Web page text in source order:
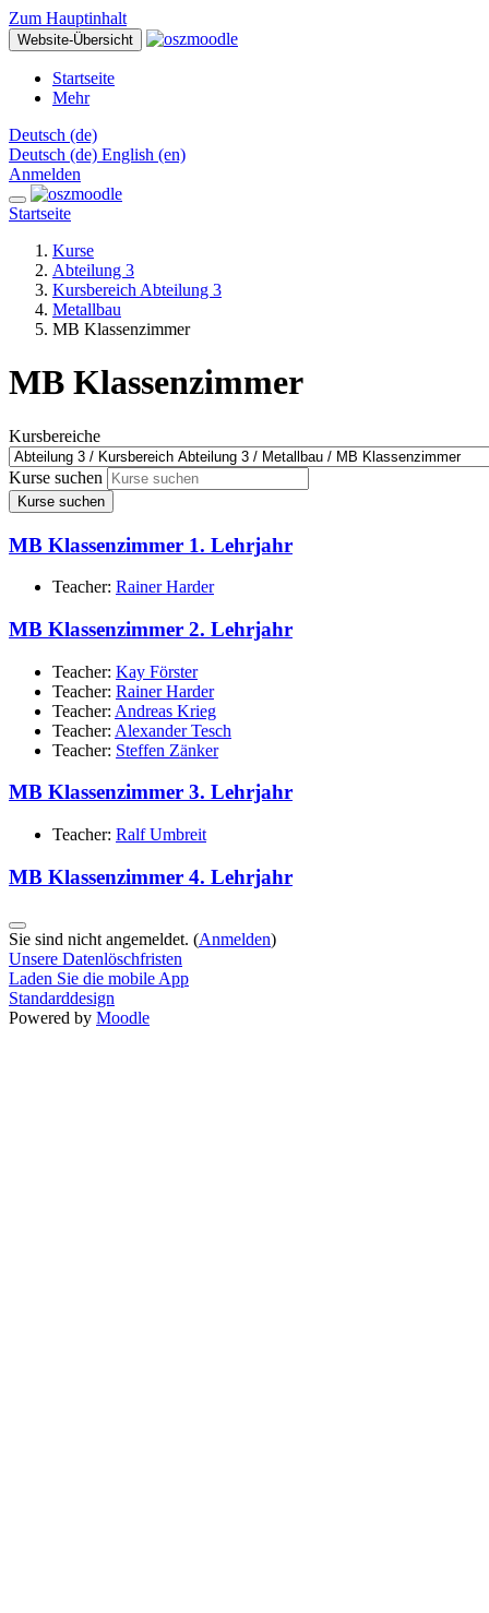
Zum Hauptinhalt
Website-Übersicht
Startseite
Mehr
Deutsch ‎(de)‎
Deutsch ‎(de)‎ English ‎(en)‎
Anmelden
Startseite
Kurse
Abteilung 3
Kursbereich Abteilung 3
Metallbau
MB Klassenzimmer
MB Klassenzimmer
Kursbereiche
Kurse suchen
Kurse suchen
MB Klassenzimmer 1. Lehrjahr
Teacher: Rainer Harder
MB Klassenzimmer 2. Lehrjahr
Teacher: Kay Förster
Teacher: Rainer Harder
Teacher: Andreas Krieg
Teacher: Alexander Tesch
Teacher: Steffen Zänker
MB Klassenzimmer 3. Lehrjahr
Teacher: Ralf Umbreit
MB Klassenzimmer 4. Lehrjahr
Sie sind nicht angemeldet. (Anmelden)
Unsere Datenlöschfristen
Laden Sie die mobile App
Standarddesign
Powered by Moodle